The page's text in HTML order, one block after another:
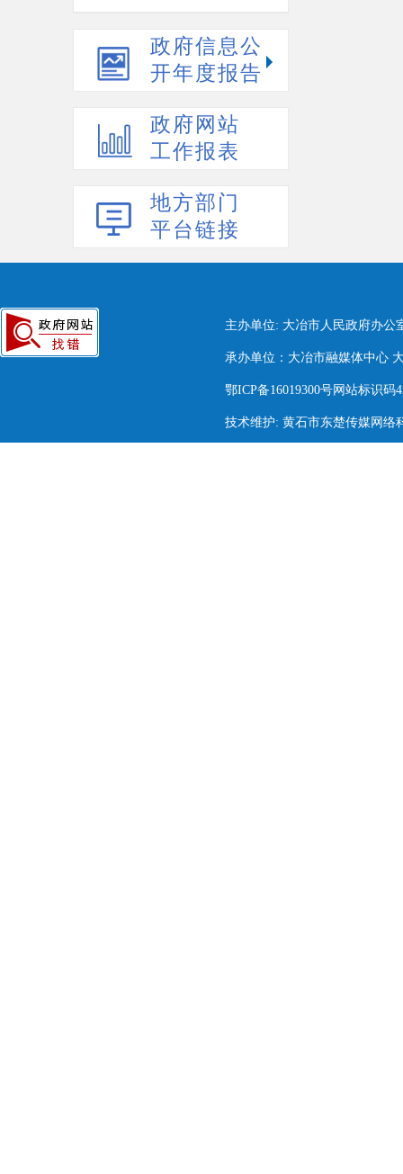
政府信息公
开年度报告
政府网站
工作报表
地方部门
平台链接
主办单位: 大冶市人民政府办公
承办单位：大冶市融媒体中心
鄂ICP备16019300号网站标识码
技术维护: 黄石市东楚传媒网络